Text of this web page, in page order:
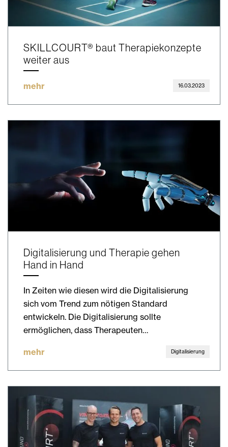
SKILLCOURT® baut Therapiekonzepte
weiter aus
mehr 16.03.2023
Digitalisierung und Therapie gehen
Hand in Hand
In Zeiten wie diesen wird die Digitalisierung
sich vom Trend zum nötigen Standard
entwickeln. Die Digitalisierung sollte
ermöglichen, dass Therapeuten…
mehr Digitalisierung